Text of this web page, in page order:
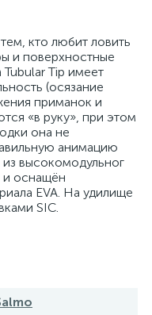
кто любит ловить
и поверхностные
Tip имеет
(осязание
приманок и
«в руку», при этом
она не
анимацию
высокомодульног
и оснащён
EVA. На удилище
SIC.